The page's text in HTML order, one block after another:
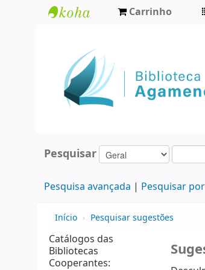
Agamenon
Magalhães
Carrinho
Pesquisar
Pesquisa avançada Pesquisar
Início › Pesquisar sugestões
Catálogos das
Bibliotecas
Cooperantes: